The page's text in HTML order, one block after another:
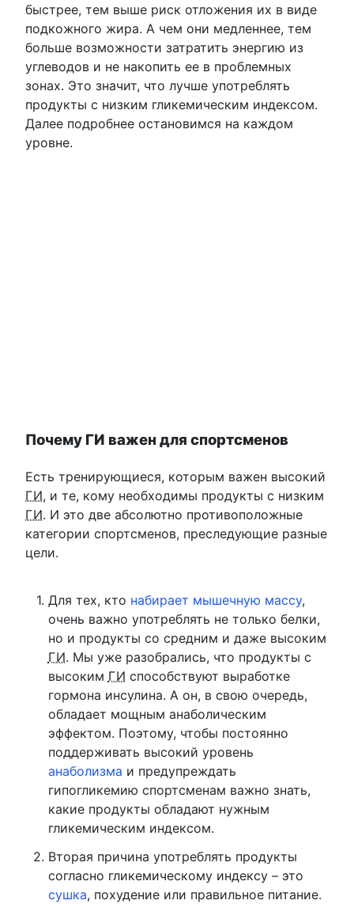
быстрее, тем выше риск отложения их в виде
подкожного жира. А чем они медленнее, тем
больше возможности затратить энергию из
углеводов и не накопить ее в проблемных
зонах. Это значит, что лучше употреблять
продукты с низким гликемическим индексом.
Далее подробнее остановимся на каждом
уровне.
Почему ГИ важен для спортсменов
Есть тренирующиеся, которым важен высокий
ГИ, и те, кому необходимы продукты с низким
ГИ. И это две абсолютно противоположные
категории спортсменов, преследующие разные
цели.
Для тех, кто набирает мышечную массу,
очень важно употреблять не только белки,
но и продукты со средним и даже высоким
ГИ. Мы уже разобрались, что продукты с
высоким ГИ способствуют выработке
гормона инсулина. А он, в свою очередь,
обладает мощным анаболическим
эффектом. Поэтому, чтобы постоянно
поддерживать высокий уровень
анаболизма и предупреждать
гипогликемию спортсменам важно знать,
какие продукты обладают нужным
гликемическим индексом.
Вторая причина употреблять продукты
согласно гликемическому индексу – это
сушка, похудение или правильное питание.